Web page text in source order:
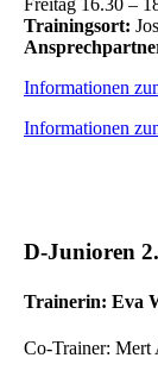
Freitag 16.30 –
Trainingsort:
Informationen
Informationen
D-Junioren
Trainerin: Eva
Co-Trainer: